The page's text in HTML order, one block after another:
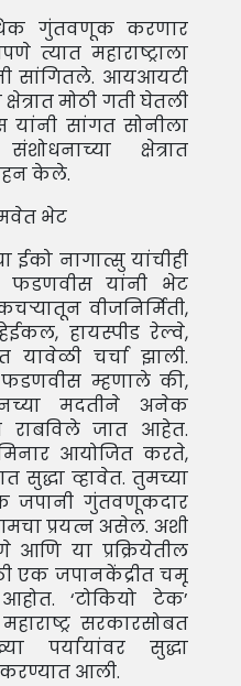
गुंतवणूक करणार
त्यात महाराष्ट्राला
सांगितले. आयआयटी
मोठी गती घेतली
सांगत सोनीला
क्षेत्रात
केले.
भेट
ईको नागात्सु यांचीही
फडणवीस यांनी भेट
वीजनिर्मिती,
हायस्पीड रेल्वे,
यावेळी चर्चा झाली.
फडणवीस म्हणाले की,
मदतीने अनेक
राबविले जात आहेत.
आयोजित करते,
व्हावेत. तुमच्या
जपानी गुंतवणूकदार
प्रयत्न असेल. अशी
या प्रक्रियेतील
एक जपानकेंद्रीत चमू
‘टोकियो टेक’
सरकारसोबत
पर्यायांवर सुद्धा
करण्यात आली.